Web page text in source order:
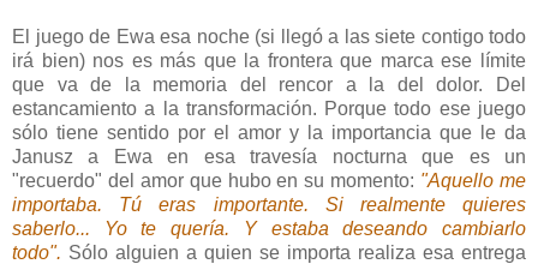
El juego de Ewa esa noche (si llegó a las siete contigo todo
irá bien) nos es más que la frontera que marca ese límite
que va de la memoria del rencor a la del dolor. Del
estancamiento a la transformación. Porque todo ese juego
sólo tiene sentido por el amor y la importancia que le da
Janusz a Ewa en esa travesía nocturna que es un
"recuerdo" del amor que hubo en su momento: "Aquello me
importaba. Tú eras importante. Si realmente quieres
saberlo... Yo te quería. Y estaba deseando cambiarlo
todo". Sólo alguien a quien se importa realiza esa entrega